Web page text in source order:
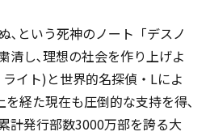
､という死神のノート「デスノ
清し､理想の社会を作り上げよ
イト)と世界的名探偵・Lによ
経た現在も圧倒的な支持を得､
計発行部数3000万部を誇る大